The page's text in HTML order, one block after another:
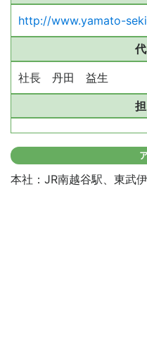
http://www.yamato-
社長 丹田 益生
本社：JR南越谷駅、東武